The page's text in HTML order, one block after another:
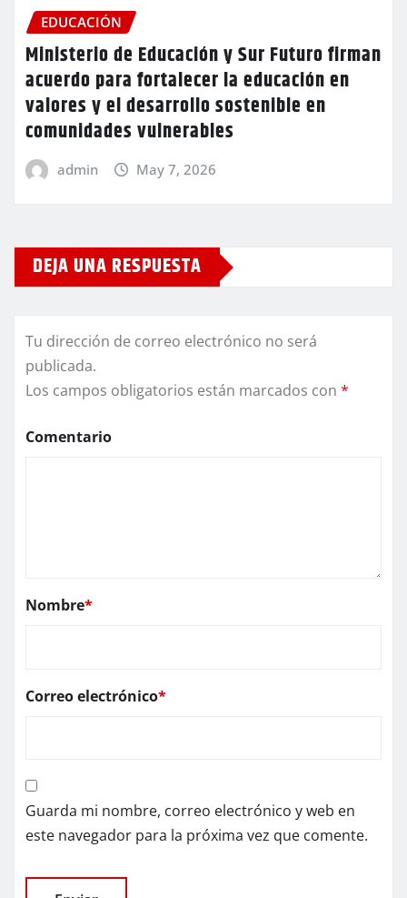
EDUCACIÓN
Ministerio de Educación y Sur Futuro firman
acuerdo para fortalecer la educación en
valores y el desarrollo sostenible en
comunidades vulnerables
admin May 7, 2026
DEJA UNA RESPUESTA
Tu dirección de correo electrónico no será
publicada.
Los campos obligatorios están marcados con *
Comentario
Nombre*
Correo electrónico*
Guarda mi nombre, correo electrónico y web en
este navegador para la próxima vez que comente.